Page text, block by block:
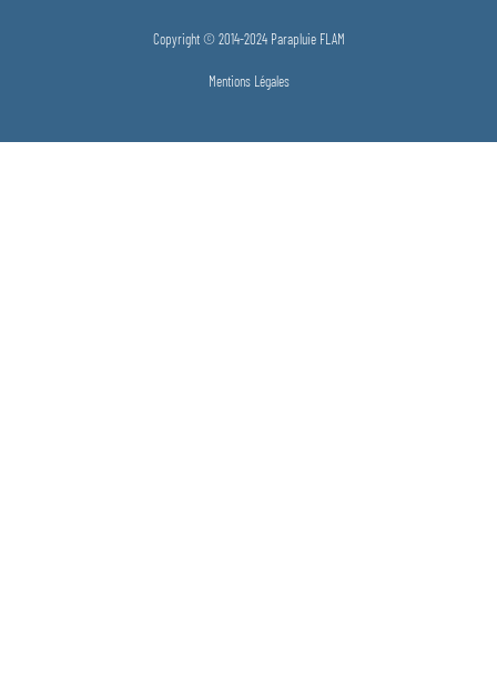
Copyright © 2014-2024 Parapluie FLAM
Mentions Légales